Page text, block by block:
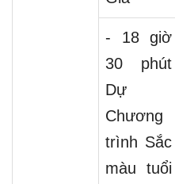
- 18 giờ
30 phút
Dự
Chương
trình Sắc
màu tuổi